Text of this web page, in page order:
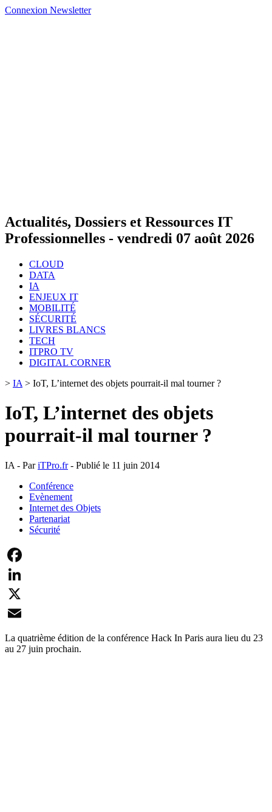
Connexion Newsletter
Actualités, Dossiers et Ressources IT
Professionnelles - vendredi 07 août 2026
CLOUD
DATA
IA
ENJEUX IT
MOBILITÉ
SÉCURITÉ
LIVRES BLANCS
TECH
ITPRO TV
DIGITAL CORNER
> IA > IoT, L’internet des objets pourrait-il mal tourner ?
IoT, L’internet des objets
pourrait-il mal tourner ?
IA - PariTPro.fr- Publié le 11 juin 2014
Conférence
Evènement
Internet des Objets
Partenariat
Sécurité
Facebook
LinkedIn
X
Email
La quatrième édition de la conférence Hack In Paris aura lieu du 23
au 27 juin prochain.